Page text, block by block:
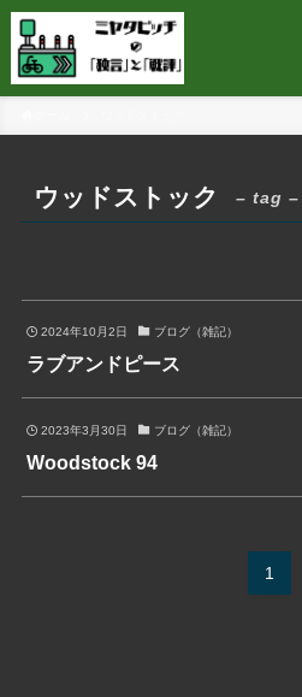
ウッドストック – tag –
2024年10月2日 ブログ（雑記）
ラブアンドピース
2023年3月30日 ブログ（雑記）
Woodstock 94
1